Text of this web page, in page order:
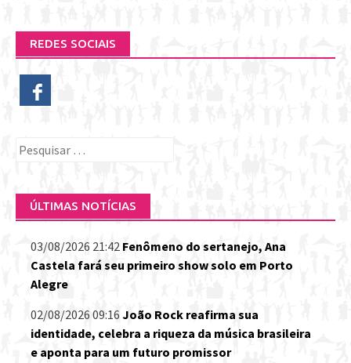
REDES SOCIAIS
Pesquisar
ÚLTIMAS NOTÍCIAS
03/08/2026 21:42 Fenômeno do sertanejo, Ana
Castela fará seu primeiro show solo em Porto
Alegre
02/08/2026 09:16 João Rock reafirma sua
identidade, celebra a riqueza da música brasileira
e aponta para um futuro promissor